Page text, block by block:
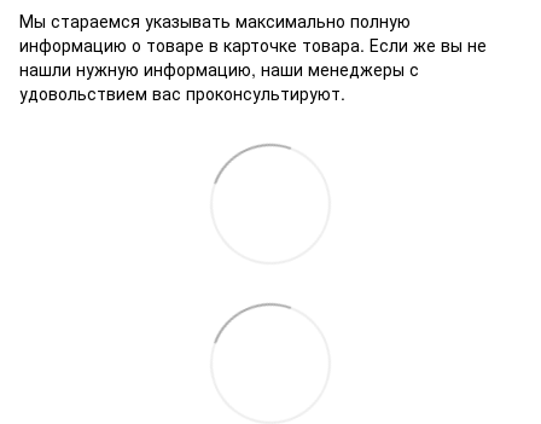
Мы стараемся указывать максимально полную
информацию о товаре в карточке товара. Если же вы не
нашли нужную информацию, наши менеджеры с
удовольствием вас проконсультируют.